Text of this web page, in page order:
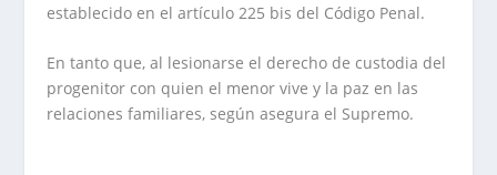
establecido en el artículo 225 bis del Código Penal.
En tanto que, al lesionarse el derecho de custodia del
progenitor con quien el menor vive y la paz en las
relaciones familiares, según asegura el Supremo.